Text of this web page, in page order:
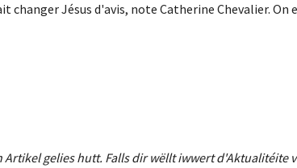
changer Jésus d'avis, note Catherine Chevalier.
gelies hutt. Falls dir wëllt iwwert d'Aktualitéite